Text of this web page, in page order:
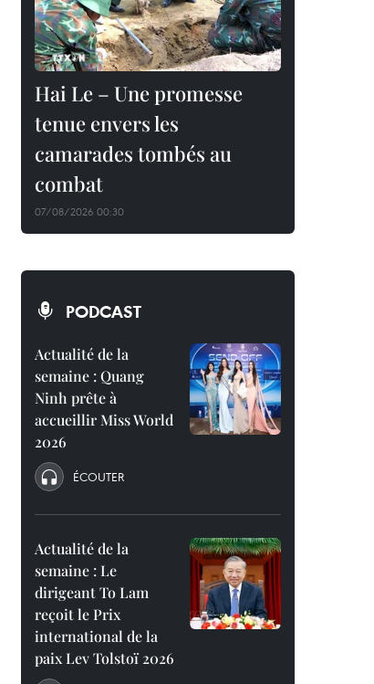
Hai Le – Une promesse
tenue envers les
camarades tombés au
combat
07/08/2026 00:30
PODCAST
Actualité de la
semaine : Quang
Ninh prête à
accueillir Miss World
2026
ÉCOUTER
Actualité de la
semaine : Le
dirigeant To Lam
reçoit le Prix
international de la
paix Lev Tolstoï 2026